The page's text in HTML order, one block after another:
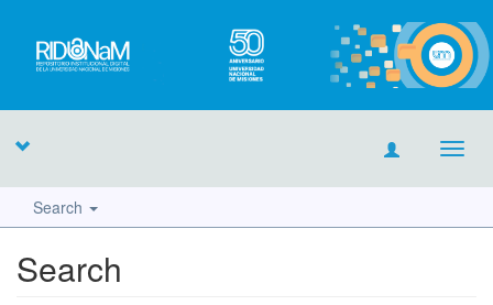
Search
Search